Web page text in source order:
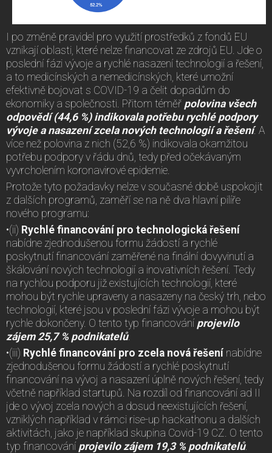
I po změně pravidel pro využití prostředků z fondů EU
vznikají oblasti, které nelze financovat ze zdrojů EU. Jde o
poslední fázi vývoje a rychlé nasazení technologií a řešení,
a to medicínských a nemedicínských, které umožní
efektivně bojovat s COVID-19 a čelit dopadům do
ekonomiky a společnosti. Přitom téměř polovina všech
odpovědí (44,6 %) indikovala potřebu rychlé podpory
vývoje a nasazení zcela nových technologií a řešení. A
více než polovina z nich (52,6 %) indikovala okamžitou
potřebu podpory v řádu dnů, tedy před očekávaným
vyvrcholením koronavirové epidemie.
Protože tyto požadavky nelze v současné době uspokojit
z dalších programů, zaměří se na ně dva hlavní pilíře
nového programu:
•(ii) Rychlé financování pro technologická řešení
nabídne zjednodušenou formu žádostí a rychlé
poskytnutí financování zaměřené na finální dovyvinutí a
škálování nových technologií a inovativních řešení. Tedy
na rychlou podporu již existujících technologií, které
mohou být rychle upraveny a nasazeny na český trh, nebo
technologií, které jsou v poslední fázi vývoje a mohou být
rychle dokončeny. O tento typ financování projevilo
zájem 25,7 % podnikatelů.
•(iii) Rychlé financování pro zcela nová řešení nabídne
zjednodušenou formu žádostí a rychlé poskytnutí
financování na vývoj a nasazení úplně nových řešení, tedy
včetně například startupů. Na rozdíl od financování ad II
jde o vývoj zcela nových a dosud neexistujících řešení,
vzniklých například v rámci rise-up hackathonu a dalších
aktivitách, jako je například skupina Covid-19 CZ. O tento
typ financování projevilo zájem 19,3 % podnikatelů.